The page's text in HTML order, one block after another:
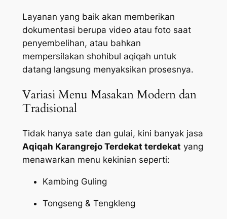
Layanan yang baik akan memberikan
dokumentasi berupa video atau foto saat
penyembelihan, atau bahkan
mempersilakan shohibul aqiqah untuk
datang langsung menyaksikan prosesnya.
Variasi Menu Masakan Modern dan
Tradisional
Tidak hanya sate dan gulai, kini banyak jasa
Aqiqah Karangrejo Terdekat terdekat yang
menawarkan menu kekinian seperti:
Kambing Guling
Tongseng & Tengkleng